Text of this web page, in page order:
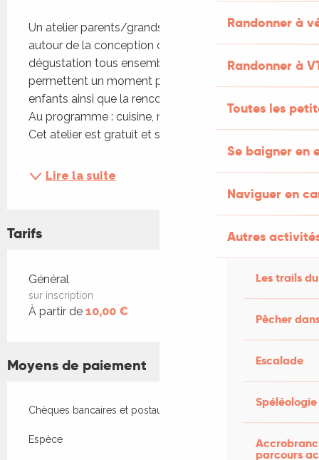
Randonner à
Randonner à
Toutes les
Se baigner en
Naviguer en
Autres
Les trails
Pêcher
Escalade
Spéléologie
parcours
Un atelier parents/grands-parents/enfants
autour de la conception du goûter et d’une
dégustation tous ensemble ! Ses moments
permettent un moment privilégier avec vos
enfants ainsi que la rencontre d’autres parents !
Au programme : cuisine, rire et bonne humeur !
Cet atelier est gratuit et sur...
Lire la suite
Tarifs
Tarifs 2026
Général
sur inscription
À partir de 10,00 €
Moyens de paiement
Chèques bancaires et postaux
Espèce